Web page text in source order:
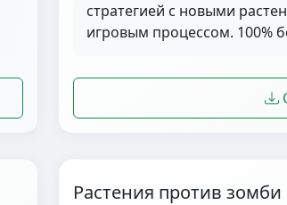
стратегией с новыми
игровым процессом. 100%
Растения против зомби